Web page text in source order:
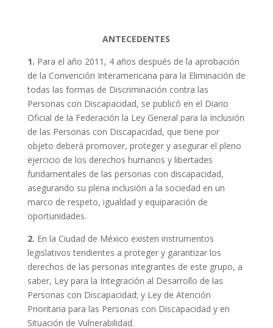
ANTECEDENTES
1. Para el año 2011, 4 años después de la aprobación
de la Convención Interamericana para la Eliminación de
todas las formas de Discriminación contra las
Personas con Discapacidad, se publicó en el Diario
Oficial de la Federación la Ley General para la Inclusión
de las Personas con Discapacidad, que tiene por
objeto deberá promover, proteger y asegurar el pleno
ejercicio de los derechos humanos y libertades
fundamentales de las personas con discapacidad,
asegurando su plena inclusión a la sociedad en un
marco de respeto, igualdad y equiparación de
oportunidades.
2. En la Ciudad de México existen instrumentos
legislativos tendientes a proteger y garantizar los
derechos de las personas integrantes de este grupo, a
saber, Ley para la Integración al Desarrollo de las
Personas con Discapacidad; y Ley de Atención
Prioritaria para las Personas con Discapacidad y en
Situación de Vulnerabilidad.